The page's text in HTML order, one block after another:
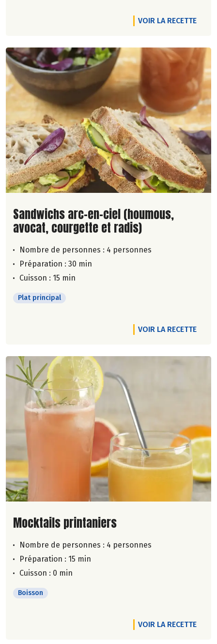
VOIR LA RECETTE
Lire la suite de la recette
Sandwichs arc-en-ciel (houmous,
avocat, courgette et radis)
Nombre de personnes : 4 personnes
Préparation : 30 min
Cuisson : 15 min
Plat principal
VOIR LA RECETTE
Lire la suite de la recette
Mocktails printaniers
Nombre de personnes : 4 personnes
Préparation : 15 min
Cuisson : 0 min
Boisson
VOIR LA RECETTE